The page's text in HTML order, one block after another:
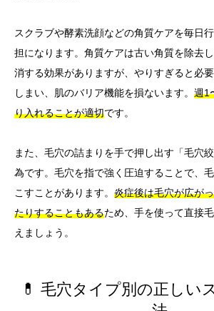
スクラブや酵素洗顔などの角質ケアを毎日
担になります。角質ケアは古い角質を除去
消する効果がありますが、やりすぎると必
しまい、肌のバリア機能を損ないます。 週1
り入れることが適切です。
また、毛穴の詰まりを手で押し出す「毛穴
為です。毛穴を指で強く圧迫することで、
こすことがあります。 炎症後は毛穴が広が
たりすることもあるため、手を使って直接
えましょう。
💊 毛穴タイプ別の正しい